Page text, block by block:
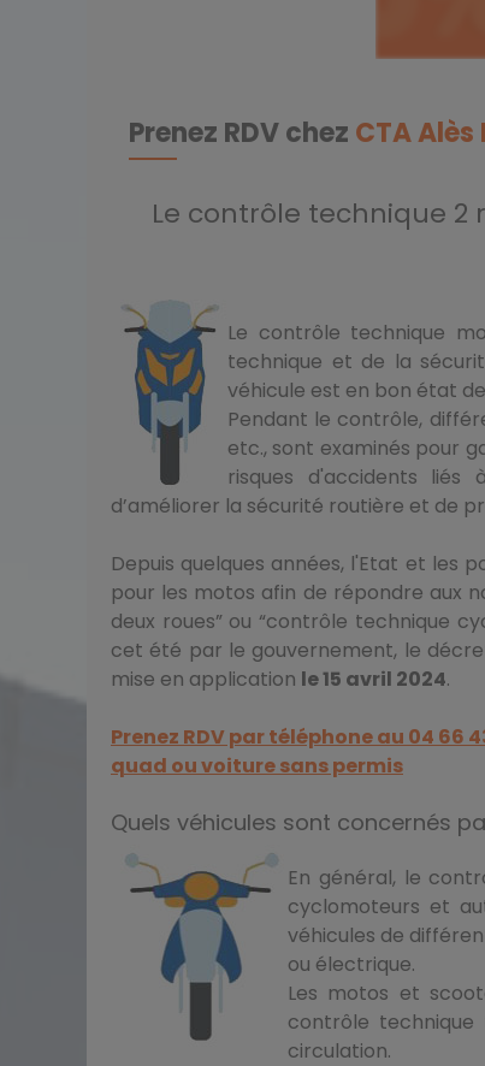
Prenez RDV chez CTA
Le contrôle technique 2
Le contrôle technique
technique et de la
véhicule est en bon état
Pendant le contrôle,
etc., sont examinés pour
risques d'accidents liés
d’améliorer la sécurité routière et de
Depuis quelques années, l'Etat et les
pour les motos afin de répondre aux
deux roues” ou “contrôle technique
cet été par le gouvernement, le
mise en application le 15 avril 2024.
Prenez RDV par téléphone au 04 66
quad ou voiture sans permis
Quels véhicules sont concernés
En général, le
cyclomoteurs et
véhicules de
ou électrique.
Les motos et
contrôle
circulation.